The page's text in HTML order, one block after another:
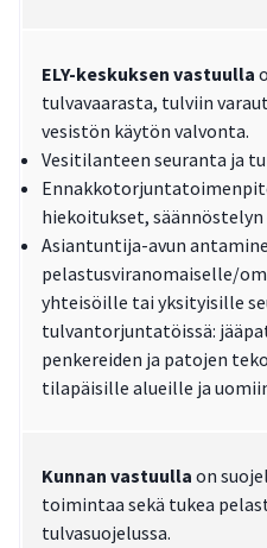
ELY-keskuksen vastuulla
tulvavaarasta, tulviin
vesistön käytön valvonta.
Vesitilanteen seuranta ja
hiekoitukset, säännöstelyn
Asiantuntija-avun
pelastusviranomaiselle/
yhteisöille tai yksityisille
tulvantorjuntatöissä:
penkereiden ja patojen
tilapäisille alueille ja
Kunnan vastuulla on
toimintaa sekä tukea
tulvasuojelussa.